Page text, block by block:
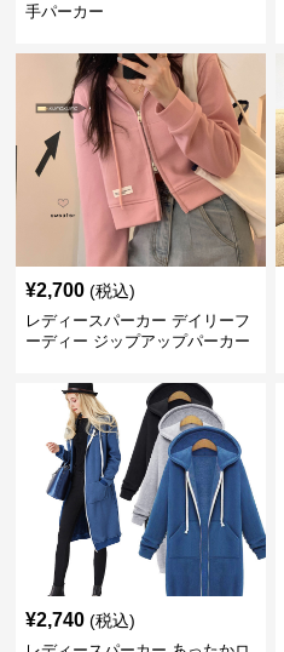
手パーカー
¥2,700 (税込)
レディースパーカー デイリーフ
ーディー ジップアップパーカー
¥2,740 (税込)